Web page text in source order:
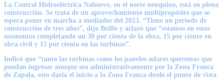
La Central Hidroeléctrica Nahueve, en el norte neuquino, está en plena
construcción. Se trata de un aprovechamiento multipropósito que se
espera poner en marcha a mediados del 2023. “Tiene un período de
construcción de tres años”, dijo Brillo y aclaró que “estamos en estos
momentos completando un 30 por ciento de la obra, 15 por ciento en
obra civil y 15 por ciento en las turbinas”.
Indicó que “tanto las turbinas como los paneles solares queremos que
puedan ingresar aunque sea administrativamente por la Zona Franca
de Zapala, esto daría el inicio a la Zona Franca desde el punto de vista